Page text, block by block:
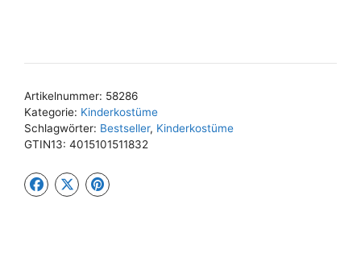
Artikelnummer: 58286
Kategorie: Kinderkostüme
Schlagwörter: Bestseller, Kinderkostüme
GTIN13: 4015101511832